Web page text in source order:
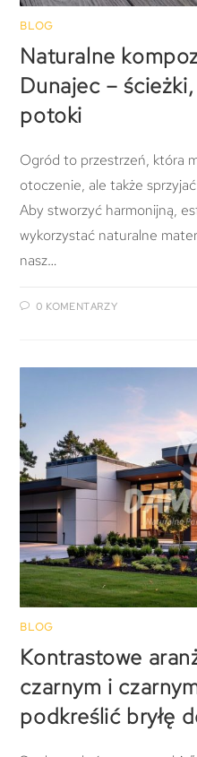
BLOG
Naturalne
Dunajec –
potoki
Ogród to przestrzeń, która
otoczenie, ale także
Aby stworzyć harmonijną,
wykorzystać naturalne
nasz…
0 KOMENTARZY
BLOG
Kontrastowe
czarnym i
podkreślić bryłę